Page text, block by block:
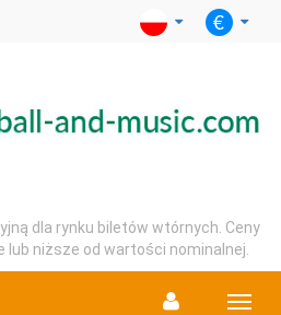
dla rynku biletów wtórnych. Ceny
lub niższe od wartości nominalnej.
Menu